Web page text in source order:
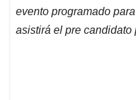
evento programado
asistirá el pre candidato